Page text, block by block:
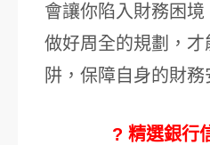
會讓你陷入財務困境
做好周全的規劃，
阱，保障自身的財務
? 精選銀行